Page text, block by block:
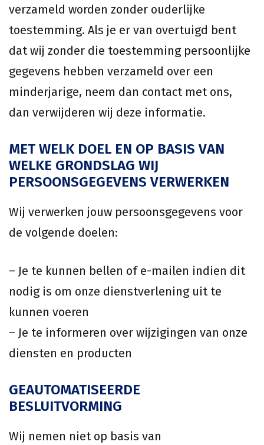
verzameld worden zonder ouderlijke
toestemming. Als je er van overtuigd bent
dat wij zonder die toestemming persoonlijke
gegevens hebben verzameld over een
minderjarige, neem dan contact met ons,
dan verwijderen wij deze informatie.
MET WELK DOEL EN OP BASIS VAN
WELKE GRONDSLAG WIJ
PERSOONSGEGEVENS VERWERKEN
Wij verwerken jouw persoonsgegevens voor
de volgende doelen:
– Je te kunnen bellen of e-mailen indien dit
nodig is om onze dienstverlening uit te
kunnen voeren
– Je te informeren over wijzigingen van onze
diensten en producten
GEAUTOMATISEERDE
BESLUITVORMING
Wij nemen niet op basis van